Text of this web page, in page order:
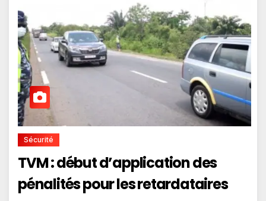
Sécurité
TVM : début d’application des
pénalités pour les retardataires